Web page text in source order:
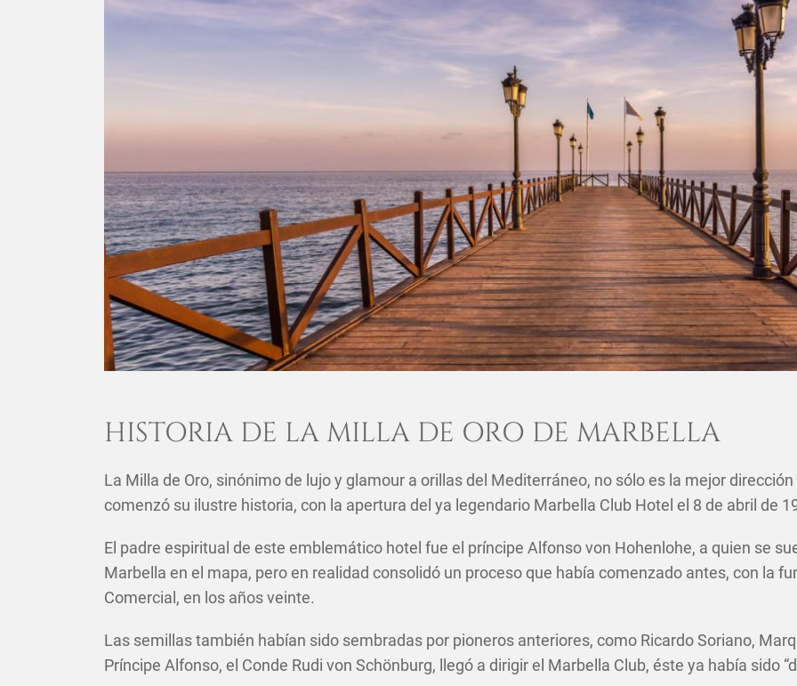
HISTORIA DE LA MILLA DE ORO DE MARBELLA
La Milla de Oro, sinónimo de lujo y glamour a orillas del Mediterráneo, no sólo es la mejor
comenzó su ilustre historia, con la apertura del ya legendario Marbella Club Hotel el 8 de abril de
El padre espiritual de este emblemático hotel fue el príncipe Alfonso von Hohenlohe, a quien se
Marbella en el mapa, pero en realidad consolidó un proceso que había comenzado antes, con la
Comercial, en los años veinte.
Las semillas también habían sido sembradas por pioneros anteriores, como Ricardo Soriano,
Príncipe Alfonso, el Conde Rudi von Schönburg, llegó a dirigir el Marbella Club, éste ya había sido
COMPARTIR ESTE ARTÍCULO